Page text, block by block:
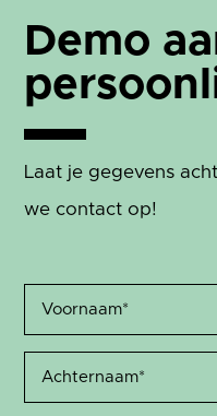
Demo
Laat je gegevens
we contact op!